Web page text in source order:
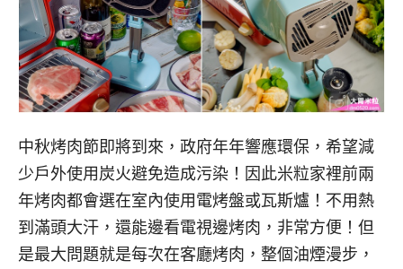
中秋烤肉節即將到來，政府年年響應環保，希望減
少戶外使用炭火避免造成污染！因此米粒家裡前兩
年烤肉都會選在室內使用電烤盤或瓦斯爐！不用熱
到滿頭大汗，還能邊看電視邊烤肉，非常方便！但
是最大問題就是每次在客廳烤肉，整個油煙漫步，